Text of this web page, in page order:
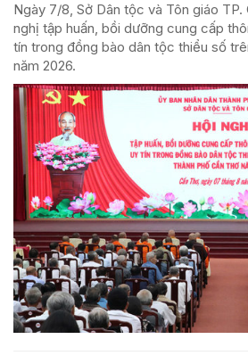
Ngày 7/8, Sở Dân tộc và Tôn giáo
nghị tập huấn, bồi dưỡng cung cấp
tín trong đồng bào dân tộc thiểu số
năm 2026.